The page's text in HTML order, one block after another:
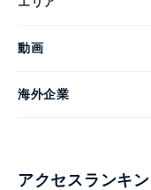
動画
海外企業
アクセスランキ